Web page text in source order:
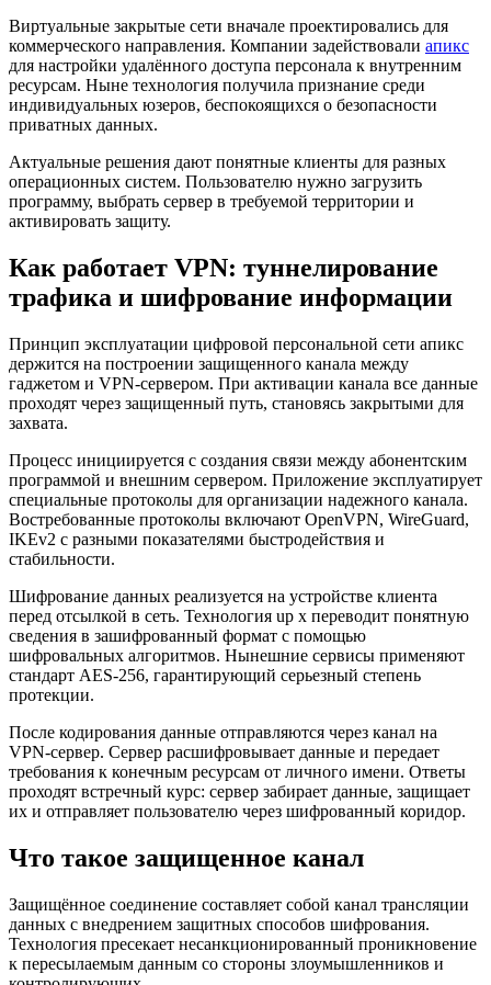
Виртуальные закрытые сети вначале проектировались для
коммерческого направления. Компании задействовали апикс
для настройки удалённого доступа персонала к внутренним
ресурсам. Ныне технология получила признание среди
индивидуальных юзеров, беспокоящихся о безопасности
приватных данных.
Актуальные решения дают понятные клиенты для разных
операционных систем. Пользователю нужно загрузить
программу, выбрать сервер в требуемой территории и
активировать защиту.
Как работает VPN: туннелирование
трафика и шифрование информации
Принцип эксплуатации цифровой персональной сети апикс
держится на построении защищенного канала между
гаджетом и VPN-сервером. При активации канала все данные
проходят через защищенный путь, становясь закрытыми для
захвата.
Процесс инициируется с создания связи между абонентским
программой и внешним сервером. Приложение эксплуатирует
специальные протоколы для организации надежного канала.
Востребованные протоколы включают OpenVPN, WireGuard,
IKEv2 с разными показателями быстродействия и
стабильности.
Шифрование данных реализуется на устройстве клиента
перед отсылкой в сеть. Технология up x переводит понятную
сведения в зашифрованный формат с помощью
шифровальных алгоритмов. Нынешние сервисы применяют
стандарт AES-256, гарантирующий серьезный степень
протекции.
После кодирования данные отправляются через канал на
VPN-сервер. Сервер расшифровывает данные и передает
требования к конечным ресурсам от личного имени. Ответы
проходят встречный курс: сервер забирает данные, защищает
их и отправляет пользователю через шифрованный коридор.
Что такое защищенное канал
Защищённое соединение составляет собой канал трансляции
данных с внедрением защитных способов шифрования.
Технология пресекает несанкционированный проникновение
к пересылаемым данным со стороны злоумышленников и